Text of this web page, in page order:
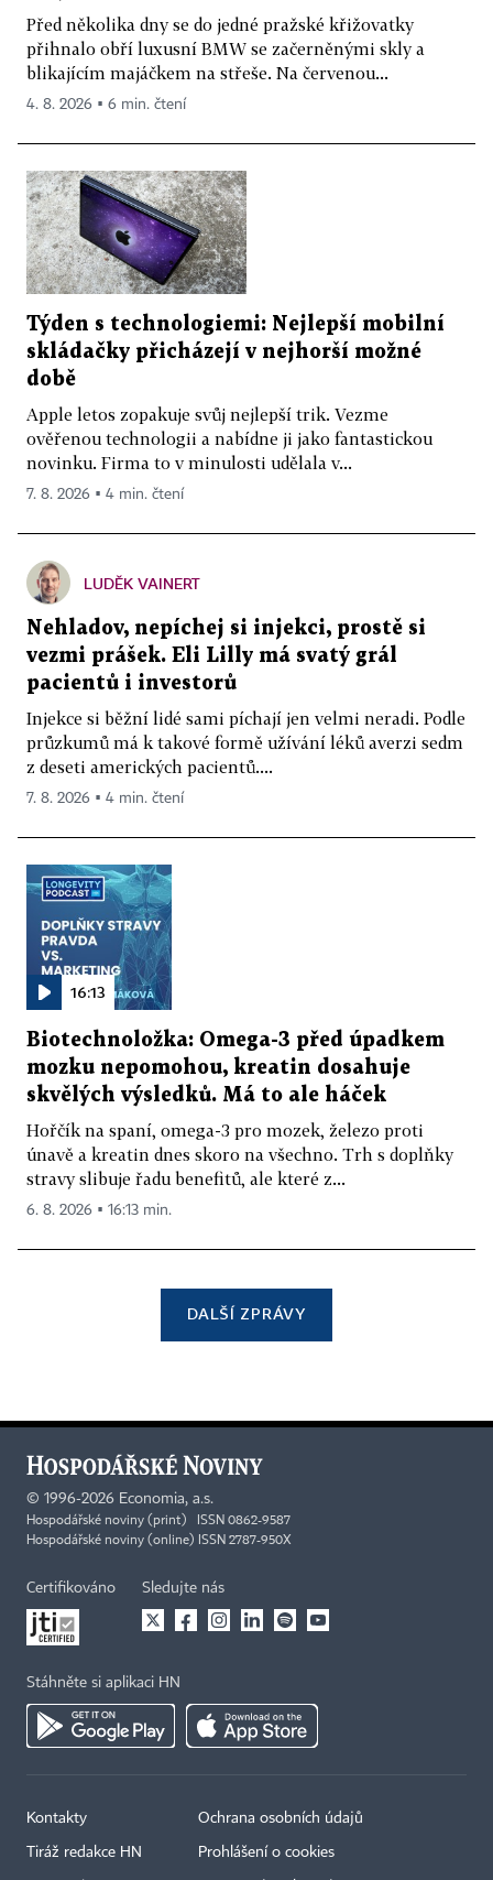
Před několika dny se do jedné pražské křižovatky
přihnalo obří luxusní BMW se začerněnými skly a
blikajícím majáčkem na střeše. Na červenou...
4. 8. 2026 ▪ 6 min. čtení
Týden s technologiemi: Nejlepší mobilní
skládačky přicházejí v nejhorší možné
době
Apple letos zopakuje svůj nejlepší trik. Vezme
ověřenou technologii a nabídne ji jako fantastickou
novinku. Firma to v minulosti udělala v...
7. 8. 2026 ▪ 4 min. čtení
LUDĚK VAINERT
Nehladov, nepíchej si injekci, prostě si
vezmi prášek. Eli Lilly má svatý grál
pacientů i investorů
Injekce si běžní lidé sami píchají jen velmi neradi. Podle
průzkumů má k takové formě užívání léků averzi sedm
z deseti amerických pacientů....
7. 8. 2026 ▪ 4 min. čtení
16:13
Biotechnoložka: Omega-3 před úpadkem
mozku nepomohou, kreatin dosahuje
skvělých výsledků. Má to ale háček
Hořčík na spaní, omega-3 pro mozek, železo proti
únavě a kreatin dnes skoro na všechno. Trh s doplňky
stravy slibuje řadu benefitů, ale které z...
6. 8. 2026 ▪ 16:13 min.
DALŠÍ ZPRÁVY
© 1996-2026 Economia, a.s.
Hospodářské noviny (print) ISSN 0862-9587
Hospodářské noviny (online) ISSN 2787-950X
Certifikováno Sledujte nás
Stáhněte si aplikaci HN
Kontakty
Tiráž redakce HN
Ochrana osobních údajů
Prohlášení o cookies